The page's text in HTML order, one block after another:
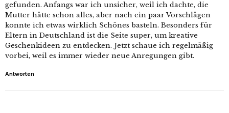
gefunden. Anfangs war ich unsicher, weil ich dachte, die
Mutter hätte schon alles, aber nach ein paar Vorschlägen
konnte ich etwas wirklich Schönes basteln. Besonders für
Eltern in Deutschland ist die Seite super, um kreative
Geschenkideen zu entdecken. Jetzt schaue ich regelmäßig
vorbei, weil es immer wieder neue Anregungen gibt.
Antworten